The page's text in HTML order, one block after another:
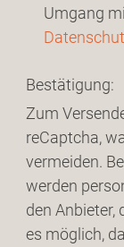
Umgang
Bestätigung:
Zum
reCaptcha,
vermeiden.
werden
den Anbieter,
es möglich,